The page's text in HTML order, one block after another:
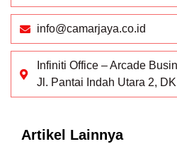
info@camarjaya.co.id
Infiniti Office – Arcade
Jl. Pantai Indah Utara 2,
Artikel Lainnya